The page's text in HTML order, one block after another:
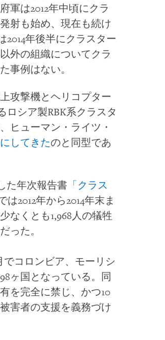
軍は2012年中頃にクラ
射も始め、現在も続け
2014年後半にクラスター
外の組織についてクラ
事例はない。
攻撃機とヘリコプター
ロシア製RBK系クラスタ
ヒューマン・ライツ・
してきたのと同型であ
た年次報告書 「クラス
2012年から2014年末ま
なくとも1,968人の犠牲
った。
でコロンビア、モーリシ
ヶ国となっている。同
を完全に禁じ、かつ10
害者の支援を義務づけ